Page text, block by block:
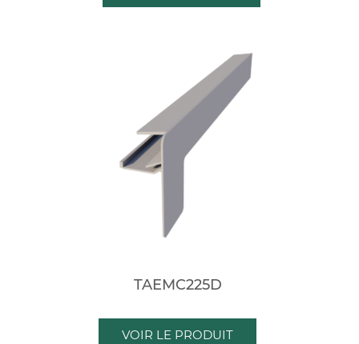
TAEMC225D
VOIR LE PRODUIT